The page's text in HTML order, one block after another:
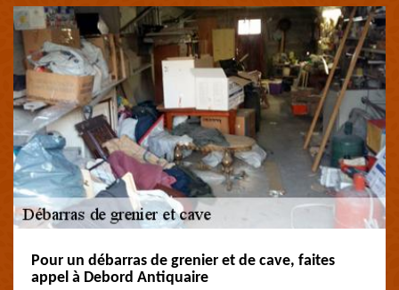
Pour un débarras de grenier et de cave, faites
appel à Debord Antiquaire